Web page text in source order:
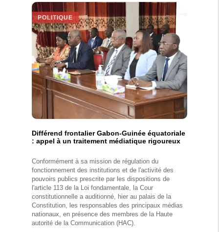
POLITIQUE
Différend frontalier Gabon-Guinée équatoriale
: appel à un traitement médiatique rigoureux
Conformément à sa mission de régulation du
fonctionnement des institutions et de l'activité des
pouvoirs publics prescrite par les dispositions de
l'article 113 de la Loi fondamentale, la Cour
constitutionnelle a auditionné, hier au palais de la
Constitution, les responsables des principaux médias
nationaux, en présence des membres de la Haute
autorité de la Communication (HAC).